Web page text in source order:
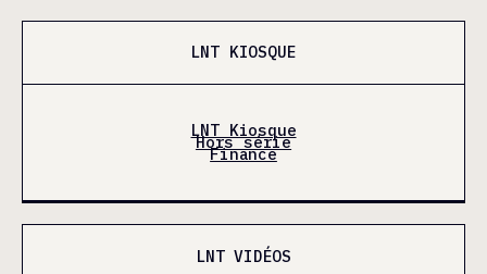
LNT KIOSQUE
LNT Kiosque
Hors série
Finance
LNT VIDÉOS